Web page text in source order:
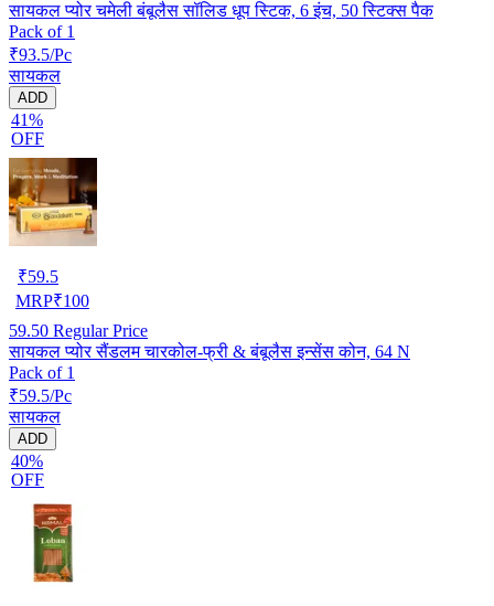
सायकल प्योर चमेली बंबूलैस सॉलिड धूप स्टिक, 6 इंच, 50 स्टिक्स पैक
Pack of 1
₹93.5/Pc
सायकल
ADD
41%
OFF
₹59.5
MRP₹100
59.50 Regular Price
सायकल प्योर सैंडलम चारकोल-फ्री & बंबूलैस इन्सेंस कोन, 64 N
Pack of 1
₹59.5/Pc
सायकल
ADD
40%
OFF